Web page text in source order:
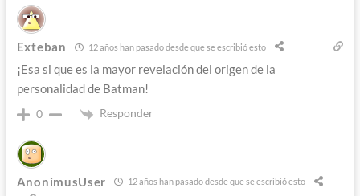
Exteban 12 años han pasado desde que se escribió esto
¡Esa si que es la mayor revelación del origen de la
personalidad de Batman!
0 Responder
AnonimusUser 12 años han pasado desde que se escribió esto